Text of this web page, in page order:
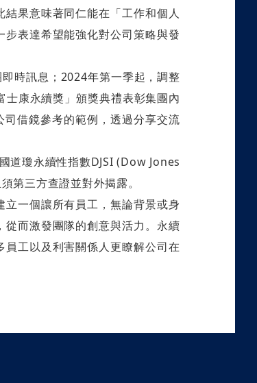
果意味著同仁能在「工作和個人
表達希望能強化對公司策略與發
時訊息；2024年第一季起，調整
康永續獎」頒獎典禮表彰集團內
借鏡參考的範例，透過分享交流
道瓊永續性指數DJSI (Dow Jones
三方查證並對外揭露。
一個讓所有員工，無論背景或身
而激發團隊的創意與活力。永續
工以及利害關係人更瞭解公司在